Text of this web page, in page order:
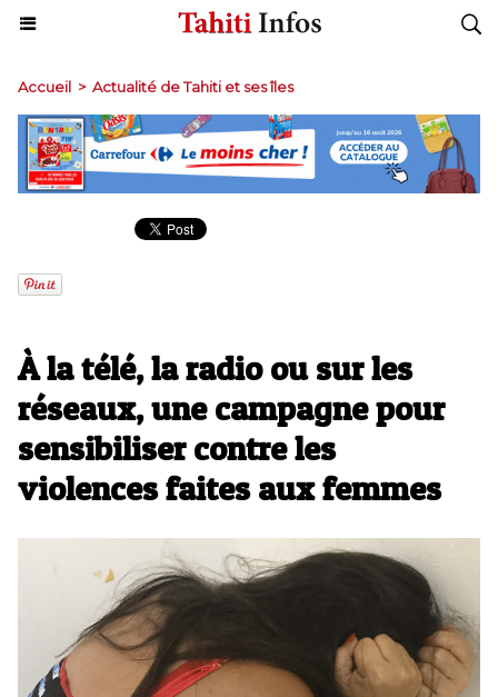
Accueil > Actualité de Tahiti et ses îles
​À la télé, la radio ou sur les
réseaux, une campagne pour
sensibiliser contre les
violences faites aux femmes